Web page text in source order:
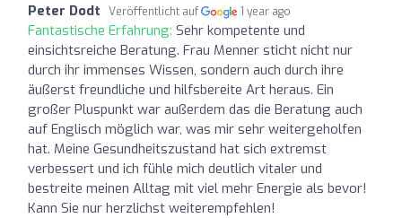
Peter Dodt Veröffentlicht auf 1 year ago
Fantastische Erfahrung: Sehr kompetente und
einsichtsreiche Beratung. Frau Menner sticht nicht nur
durch ihr immenses Wissen, sondern auch durch ihre
äußerst freundliche und hilfsbereite Art heraus. Ein
großer Pluspunkt war außerdem das die Beratung auch
auf Englisch möglich war, was mir sehr weitergeholfen
hat. Meine Gesundheitszustand hat sich extremst
verbessert und ich fühle mich deutlich vitaler und
bestreite meinen Alltag mit viel mehr Energie als bevor!
Kann Sie nur herzlichst weiterempfehlen!